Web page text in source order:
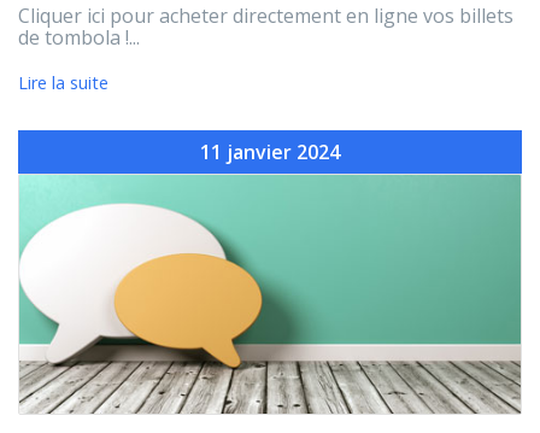
Cliquer ici pour acheter directement en ligne vos billets
de tombola !...
Lire la suite
11 janvier 2024